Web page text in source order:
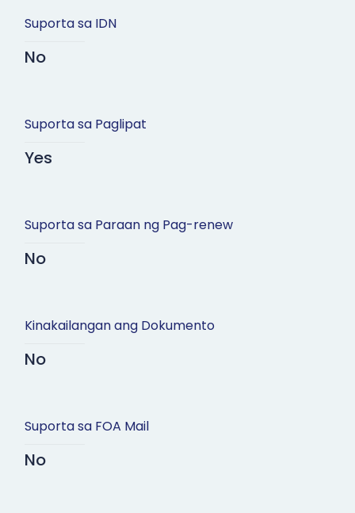
Suporta sa IDN
No
Suporta sa Paglipat
Yes
Suporta sa Paraan ng Pag-renew
No
Kinakailangan ang Dokumento
No
Suporta sa FOA Mail
No